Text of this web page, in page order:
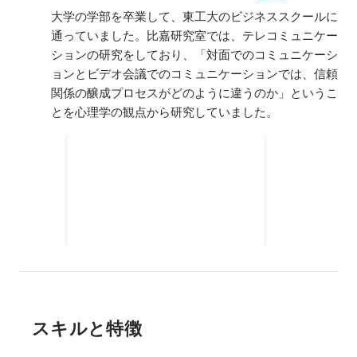
大学の学部を卒業して、東工大のビジネススクールに
通っていました。比嘉研究室では、テレコミュニケー
ションの研究をしており、「対面でのコミュニケーシ
ョンとビデオ会議でのコミュニケーションでは、信頼
関係の醸成プロセスがどのように違うのか」というこ
とを心理学の観点から研究していました。
スキルと特徴